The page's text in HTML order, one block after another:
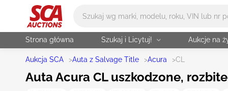
Strona główna Szukaj i Licytuj! Aukcje na
Aukcja SCA >Auta z Salvage Title >Acura >CL
Auta Acura CL uszkodzone,